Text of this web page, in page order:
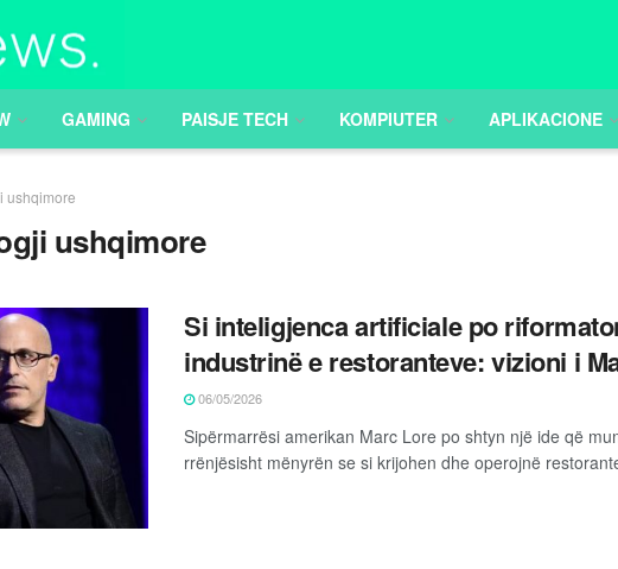
GAMING PAISJE TECH KOMPIUTER APLIKACIONE
ushqimore
ushqimore
Si inteligjenca artificiale po
industrinë e restoranteve: vizioni i
06/05/2026
Sipërmarrësi amerikan Marc Lore po shtyn një ide që
rrënjësisht mënyrën se si krijohen dhe operojnë